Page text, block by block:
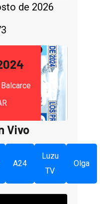
de 2026
Vivo
A24
Luzu
TV
Olga